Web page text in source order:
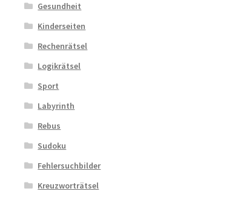
Gesundheit
Kinderseiten
Rechenrätsel
Logikrätsel
Sport
Labyrinth
Rebus
Sudoku
Fehlersuchbilder
Kreuzworträtsel